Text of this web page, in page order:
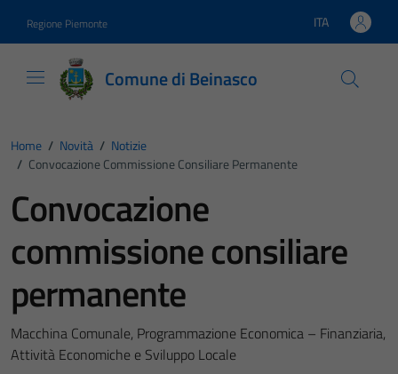
Regione Piemonte Lingua attiva:
ITA
Comune di Beinasco
Home / Novità / Notizie
/ Convocazione Commissione Consiliare Permanente
Convocazione
commissione consiliare
permanente
Macchina Comunale, Programmazione Economica – Finanziaria,
Attività Economiche e Sviluppo Locale